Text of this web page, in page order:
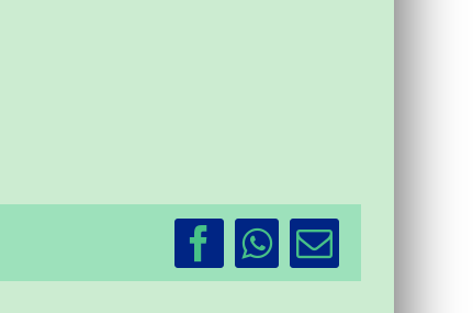
Facebook
WhatsApp
Email